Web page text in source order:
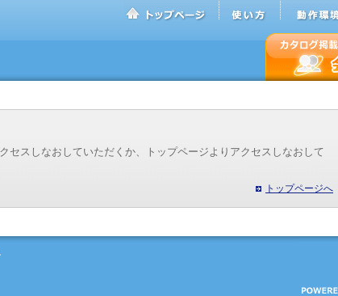
セスしなおしていただくか、トップページよりアクセスしなおして
トップページへ